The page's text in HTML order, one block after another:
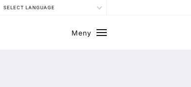
SELECT LANGUAGE
Meny